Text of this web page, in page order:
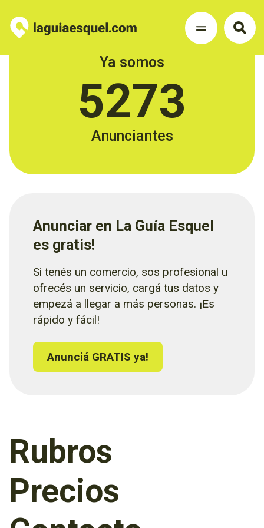
Ya somos
5273
Anunciantes
Anunciar en La Guía Esquel
es gratis!
Si tenés un comercio, sos profesional u
ofrecés un servicio, cargá tus datos y
empezá a llegar a más personas. ¡Es
rápido y fácil!
Anunciá GRATIS ya!
Rubros
Precios